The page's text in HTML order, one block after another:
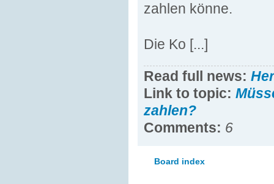
zahlen könne.
Die Ko [...]
Read full news:
Link to topic:
zahlen?
Comments: 6
Board index